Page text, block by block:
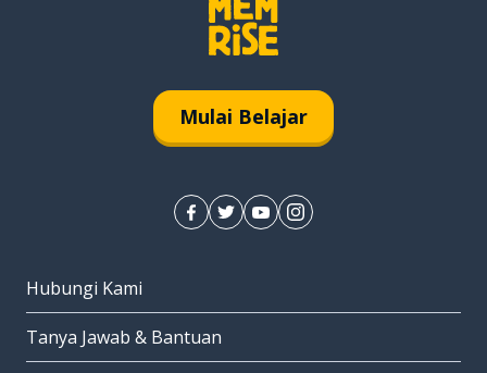
Mulai Belajar
Hubungi Kami
Tanya Jawab & Bantuan